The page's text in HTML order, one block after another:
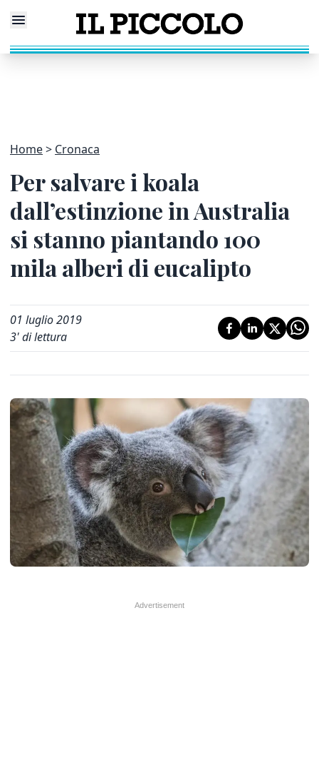
Home Cronaca
Per salvare i koala
dall’estinzione in Australia
si stanno piantando 100
mila alberi di eucalipto
01 luglio 2019
3' di lettura